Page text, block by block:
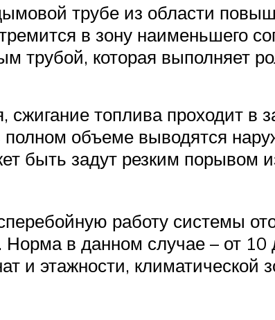
трубе из области
в зону наименьшего
трубой, которая выполняет
сжигание топлива проходит
объеме выводятся
быть задут резким
работу системы
Норма в данном случае – от
и этажности, климатической